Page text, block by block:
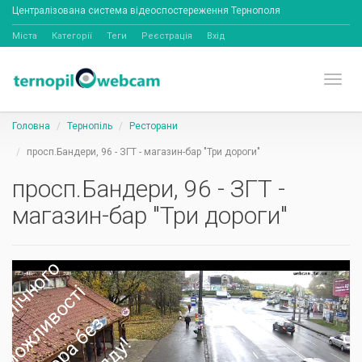
Централізована система відеоспостереження Тернополя
Міста Категорії Теги Реєстрація Вхід
Головна Тернопіль Ресторани
просп.Бандери, 96 - ЗГТ - магазин-бар "Три дороги"
просп.Бандери, 96 - ЗГТ -
магазин-бар "Три дороги"